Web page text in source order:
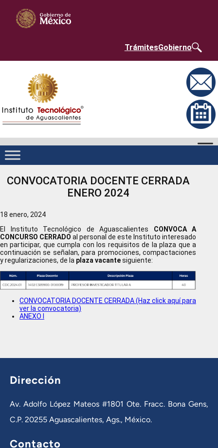
contenido
TrámitesGobierno
CONVOCATORIA DOCENTE CERRADA
ENERO 2024
18 enero, 2024
El Instituto Tecnológico de Aguascalientes CONVOCA A
CONCURSO CERRADO al personal de este Instituto interesado
en participar, que cumpla con los requisitos de la plaza que a
continuación se señalan, para promociones, compactaciones
y regularizaciones, de la plaza vacantesiguiente:
CONVOCATORIA DOCENTE CERRADA (Haz click aquí para
ver la convocatoria)
ANEXO I
Dirección
Av. Adolfo López Mateos #1801 Ote. Fracc. Bona Gens,
C.P. 20255 Aguascalientes, Ags., México.
Contacto